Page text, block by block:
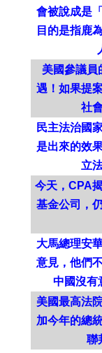
會被說成是
目的是指鹿
美國參議員
遇！如果提
社
民主法治國
是出來的效
立
今天，CPA
基金公司，
大馬總理安
意見，他們
中國沒有
美國最高法
加今年的總
聯